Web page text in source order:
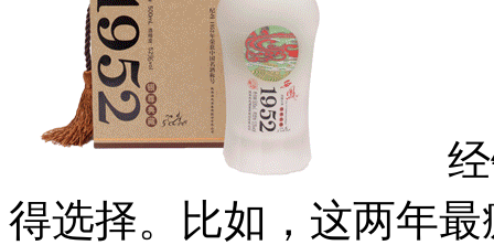
经销
得选择。比如，这两年